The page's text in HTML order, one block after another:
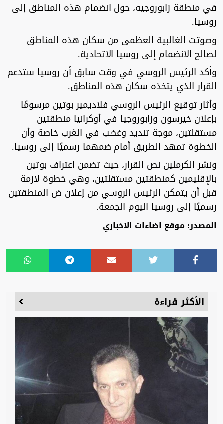
في منطقة زابوروجيه، حول انضمام هذه المناطق إلى
روسيا.
وصوتت الغالبية العظمى من سكان هذه المناطق
لصالح الانضمام إلى روسيا الاتحادية.
وأكد الرئيس الروسي في وقت سابق أن روسيا ستدعم
القرار الذي يتخذه سكان هذه المناطق.
وأثار توقيع الرئيس الروسي فلاديمير بوتين مرسومًا
بإعلان خيرسون وزابوروجيا في أوكرانيا منطقتين
مستقلتين، موجة تنديد وغضب في الغرب خاصة وأن
الخطوة تمهد الطريق أمام ضمهما رسميًا إلى روسيا.
ونشر الكرملين نص القرار، حيث تضمن اعتراف بوتين
بالإقليمين كمنطقتين مستقلتين، وهي خطوة لازمة
قبل أن يتمكن الرئيس الروسي من إعلان ض المنطقتين
رسميًا إلى روسيا اليوم الجمعة.
المصدر: موقع اضاءات الاخباري
الأكثر قراءة